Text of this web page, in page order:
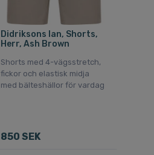
Didriksons Ian, Shorts,
Herr, Ash Brown
Shorts med 4-vägsstretch,
fickor och elastisk midja
med bälteshällor för vardag
850 SEK